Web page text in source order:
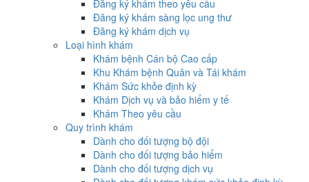
Đăng ký khám theo yêu cầu
Đăng ký khám sàng lọc ung thư
Đăng ký khám dịch vụ
Loại hình khám
Khám bệnh Cán bộ Cao cấp
Khu Khám bệnh Quân và Tái khám
Khám Sức khỏe định kỳ
Khám Dịch vụ và bảo hiểm y tế
Khám Theo yêu cầu
Quy trình khám
Dành cho đối tượng bộ đội
Dành cho đối tượng bảo hiểm
Dành cho đối tượng dịch vụ